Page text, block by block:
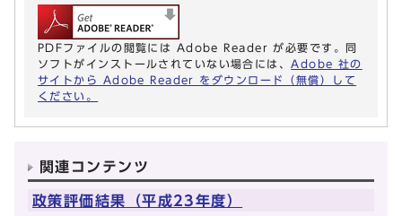
PDFファイルの閲覧には Adobe Reader が必要です。同
ソフトがインストールされていない場合には、 Adobe 社の
サイトから Adobe Reader をダウンロード（無償）して
ください。
関連コンテンツ
政策評価結果（平成23年度）